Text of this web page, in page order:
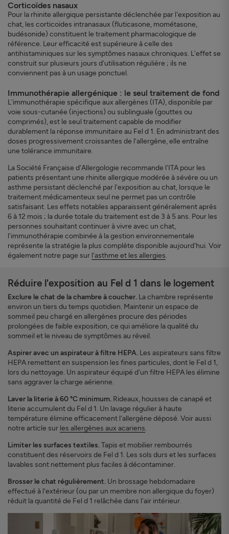
Corticoïdes nasaux
Pour la rhinite allergique persistante déclenchée par l'exposition au
chat, les corticoïdes intranasaux (fluticasone, mométasone,
budésonide) constituent le traitement pharmacologique de
référence. Leur efficacité est supérieure à celle des
antihistaminiques sur les symptômes nasaux chroniques. L'effet se
construit sur plusieurs jours d'utilisation régulière ; ils ne
conviennent pas à un usage ponctuel.
Immunothérapie allergénique : le seul traitement de fond
L'immunothérapie spécifique aux allergènes (ITA), disponible par
voie sous-cutanée (injections) ou sublinguale (gouttes ou
comprimés), est le seul traitement capable de modifier
durablement la réponse immunitaire au Fel d 1. En administrant des
doses progressivement croissantes de l'allergène, elle entraîne
une tolérance immunitaire.
La Société Française d'Allergologie recommande l'ITA pour les
patients présentant une rhinite allergique modérée à sévère ou un
asthme persistant déclenché par l'exposition au chat, lorsque le
traitement médicamenteux seul ne permet pas un contrôle
satisfaisant. Les effets notables apparaissent généralement après
6 à 12 mois ; la durée totale du traitement est de 3 à 5 ans. Pour les
personnes souhaitant continuer à vivre avec un chat,
l'immunothérapie combinée à la gestion environnementale
représente la stratégie la plus complète disponible aujourd'hui. Voir
également notre page sur l'asthme et les allergies.
Réduire l'exposition au Fel d 1 dans le logement
Exclure le chat de la chambre à coucher. La chambre représente
environ un tiers du temps quotidien. Maintenir un espace de
sommeil peu chargé en allergènes procure des périodes
prolongées de faible exposition, ce qui améliore la qualité du
sommeil et le niveau de symptômes au réveil.
Aspirer avec un aspirateur à filtre HEPA. Les aspirateurs sans filtre
HEPA remettent en suspension les fines particules, dont le Fel d 1,
lors du nettoyage. Un aspirateur équipé d'un filtre HEPA les élimine
sans aggraver la charge aérienne.
Laver la literie à 60 °C minimum. Rideaux, housses de canapé et
literie accumulent du Fel d 1. Un lavage régulier à haute
température élimine efficacement l'allergène déposé. Voir aussi
notre article sur les allergènes aux acariens.
Limiter les surfaces textiles.Tapis et mobilier rembourrés
constituent des réservoirs de Fel d 1. Les sols durs et les surfaces
lavables sont nettement plus faciles à décontaminer.
Brosser le chat régulièrement. Un brossage hebdomadaire
effectué à l'extérieur (ou par un membre non allergique du foyer)
réduit la quantité de Fel d 1 relâchée dans l'air intérieur.